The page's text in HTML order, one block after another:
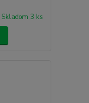
Skladom 3 ks